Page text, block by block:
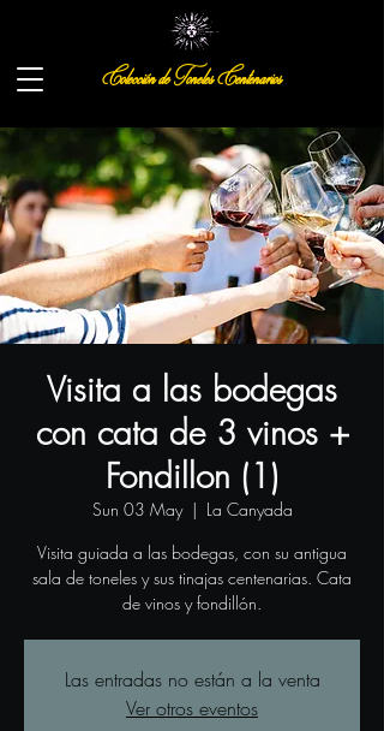
Colección de Toneles Centenarios
Visita a las bodegas
con cata de 3 vinos +
Fondillon (1)
Sun 03 May
  |
La Canyada
Visita guiada a las bodegas, con su antigua
sala de toneles y sus tinajas centenarias. Cata
de vinos y fondillón.
Las entradas no están a la venta
Ver otros eventos